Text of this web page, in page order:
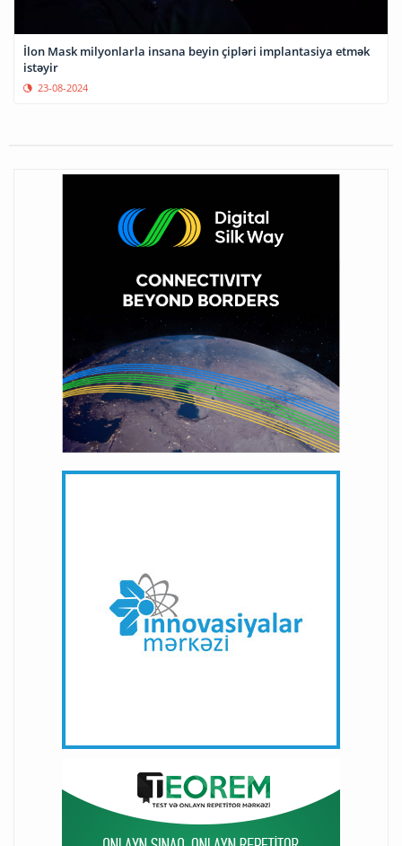
İlon Mask milyonlarla insana beyin çipləri implantasiya etmək
istəyir
23-08-2024